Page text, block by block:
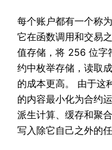
每个账户都有一个称
它在函数调用和交易
值存储，将 256 位字
约中枚举存储，读取
的成本更高。 由于这
的内容最小化为合约
派生计算、缓存和聚
写入除它自己之外的